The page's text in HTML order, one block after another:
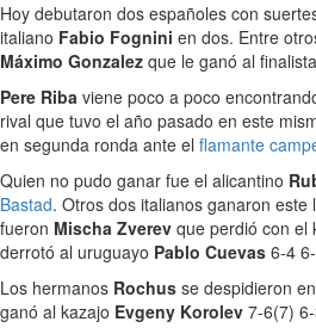
Hoy debutaron dos españoles con
italiano Fabio Fognini en dos. Entre
Máximo Gonzalez que le ganó al
Pere Riba viene poco a poco
rival que tuvo el año pasado en este
en segunda ronda ante el flamante
Quien no pudo ganar fue el alicantino
Bastad. Otros dos italianos ganaron este
fueron Mischa Zverev que perdió con el
derrotó al uruguayo Pablo Cuevas 6-4
Los hermanos Rochus se despidieron
ganó al kazajo Evgeny Korolev 7-6(7)